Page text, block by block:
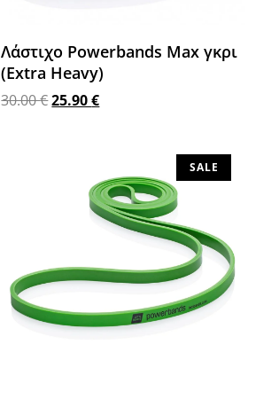
Λάστιχο Powerbands Max γκρι
(Extra Heavy)
30.00€25.90€
SALE